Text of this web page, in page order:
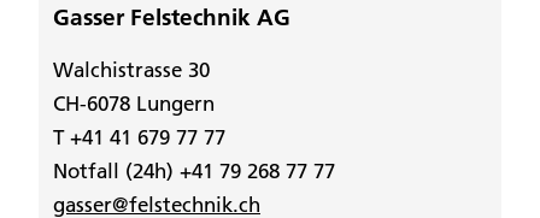
Gasser Felstechnik AG
Walchistrasse 30
CH-6078 Lungern
T +41 41 679 77 77
Notfall (24h) +41 79 268 77 77
gasser@felstechnik.ch